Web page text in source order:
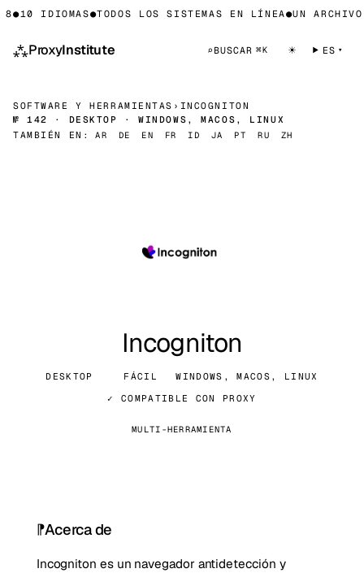
●10 IDIOMAS●TODOS LOS SISTEMAS EN LÍNEA●UN ARCHIVO
⁂ProxyInstitute ⌕ BUSCAR ⌘K ☀ ES
SOFTWARE Y HERRAMIENTAS › INCOGNITON
№ 142 · DESKTOP · WINDOWS, MACOS, LINUX
TAMBIÉN EN:
AR DE EN FR ID JA PT RU ZH
Incogniton
DESKTOP FÁCIL
WINDOWS, MACOS, LINUX
✓ COMPATIBLE CON PROXY
MULTI-HERRAMIENTA
Acerca de
Incogniton es un navegador antidetección y